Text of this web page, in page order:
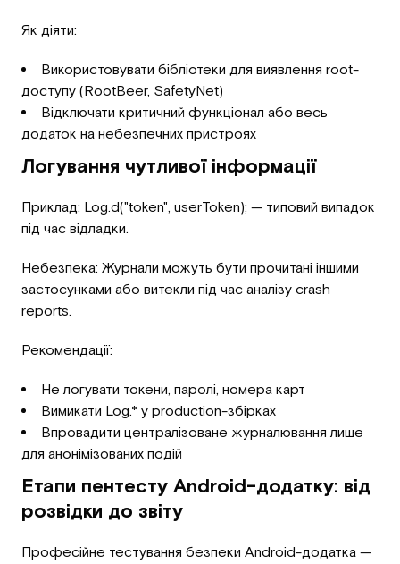
Як діяти:
Використовувати бібліотеки для виявлення root-
доступу (RootBeer, SafetyNet)
Відключати критичний функціонал або весь
додаток на небезпечних пристроях
Логування чутливої інформації
Приклад: Log.d("token", userToken); — типовий випадок
під час відладки.
Небезпека: Журнали можуть бути прочитані іншими
застосунками або витекли під час аналізу crash
reports.
Рекомендації:
Не логувати токени, паролі, номера карт
Вимикати Log.* у production-збірках
Впровадити централізоване журналювання лише
для анонімізованих подій
Етапи пентесту Android-додатку: від
розвідки до звіту
Професійне тестування безпеки Android-додатка —